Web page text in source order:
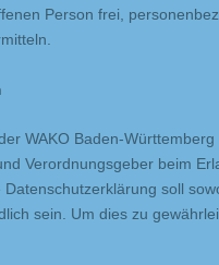
Person frei,
WAKO Baden-
Verordnungsgeber beim
soll
sein. Um dies zu